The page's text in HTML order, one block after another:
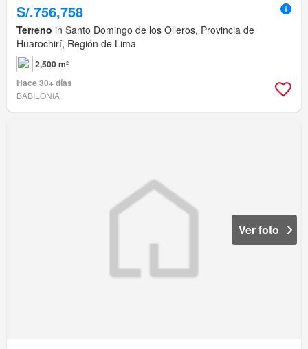
S/.756,758
Terreno in Santo Domingo de los Olleros, Provincia de
Huarochirí, Región de Lima
2,500 m²
Hace 30+ días
BABILONIA
Ver foto